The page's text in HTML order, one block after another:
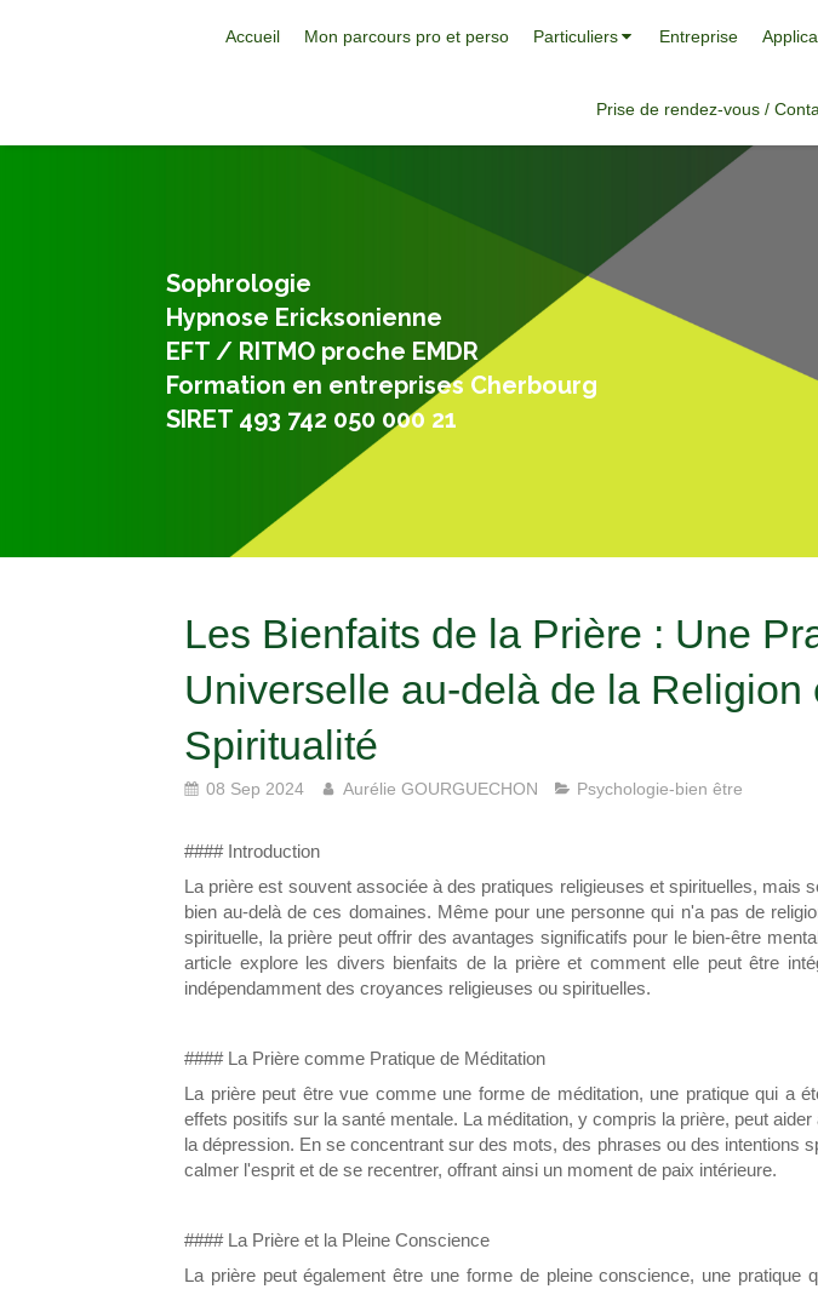
Accueil Mon parcours pro et perso Particuliers Entreprise
Prise de rendez-vous /
Sophrologie
Hypnose Ericksonienne
EFT / RITMO proche EMDR
Formation en entreprises Cherbourg
SIRET 493 742 050 000 21
Les Bienfaits de la Prière : Une
Universelle au-delà de la Religion
Spiritualité
08 Sep 2024 Aurélie GOURGUECHON Psychologie-bien être
#### Introduction
La prière est souvent associée à des pratiques religieuses et spirituelles, mais
bien au-delà de ces domaines. Même pour une personne qui n'a pas de
spirituelle, la prière peut offrir des avantages significatifs pour le bien-être
article explore les divers bienfaits de la prière et comment elle peut être
indépendamment des croyances religieuses ou spirituelles.
#### La Prière comme Pratique de Méditation
La prière peut être vue comme une forme de méditation, une pratique qui a
effets positifs sur la santé mentale. La méditation, y compris la prière, peut
la dépression. En se concentrant sur des mots, des phrases ou des intentions
calmer l'esprit et de se recentrer, offrant ainsi un moment de paix intérieure.
#### La Prière et la Pleine Conscience
La prière peut également être une forme de pleine conscience, une pratique